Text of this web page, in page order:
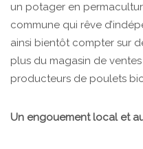
un potager en
commune qui rêve
ainsi bientôt compter sur
plus du magasin de
producteurs de poulets
Un engouement local et